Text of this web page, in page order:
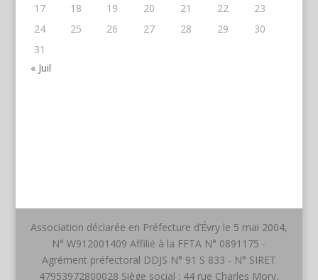
17
18 19 20 21 22
23
24
25 26 27 28 29
30
31
« Juil
Association déclarée en Préfecture d’Évry le 5 mai 2004,
N° W912001409 Affilié à la FFTA N° 0891175 -
Agrément préfectoral DDJS N° 91 S 833 - N° SIRET
47953972800028 Siège social : 44 rue Charles Mory,